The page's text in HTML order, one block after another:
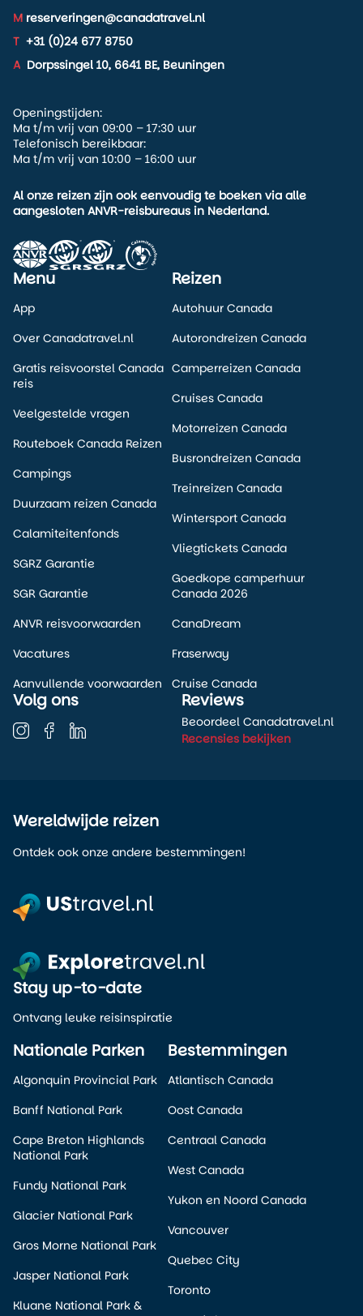
M reserveringen@canadatravel.nl
T +31 (0)24 677 8750
A Dorpssingel 10, 6641 BE, Beuningen
Openingstijden:
Ma t/m vrij van 09:00 – 17:30 uur
Telefonisch bereikbaar:
Ma t/m vrij van 10:00 – 16:00 uur
Al onze reizen zijn ook eenvoudig te boeken via alle
aangesloten ANVR-reisbureaus in Nederland.
Menu
App
Over Canadatravel.nl
Gratis reisvoorstel Canada
reis
Veelgestelde vragen
Routeboek Canada Reizen
Campings
Duurzaam reizen Canada
Calamiteitenfonds
SGRZ Garantie
SGR Garantie
ANVR reisvoorwaarden
Vacatures
Aanvullende voorwaarden
Reizen
Autohuur Canada
Autorondreizen Canada
Camperreizen Canada
Cruises Canada
Motorreizen Canada
Busrondreizen Canada
Treinreizen Canada
Wintersport Canada
Vliegtickets Canada
Goedkope camperhuur
Canada 2026
CanaDream
Fraserway
Cruise Canada
Volg ons Reviews
Beoordeel Canadatravel.nl
Recensies bekijken
Wereldwijde reizen
Ontdek ook onze andere bestemmingen!
Nationale Parken
Algonquin Provincial Park
Banff National Park
Cape Breton Highlands
National Park
Fundy National Park
Glacier National Park
Gros Morne National Park
Jasper National Park
Kluane National Park &
Bestemmingen
Atlantisch Canada
Oost Canada
Centraal Canada
West Canada
Yukon en Noord Canada
Vancouver
Quebec City
Toronto
Stay up-to-date
Ontvang leuke reisinspiratie